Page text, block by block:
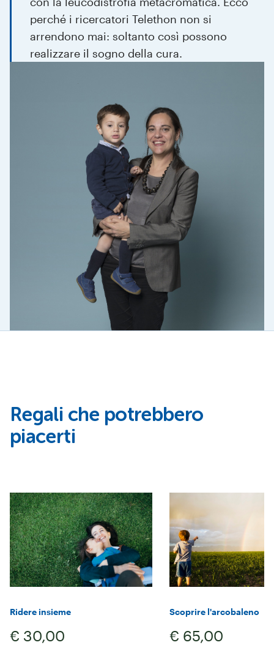
perché i ricercatori Telethon non si
arrendono mai: soltanto così possono
realizzare il sogno della cura.
Regali che potrebbero
piacerti
Ridere insieme
€ 30,00
Scoprire l'arcobaleno
€ 65,00